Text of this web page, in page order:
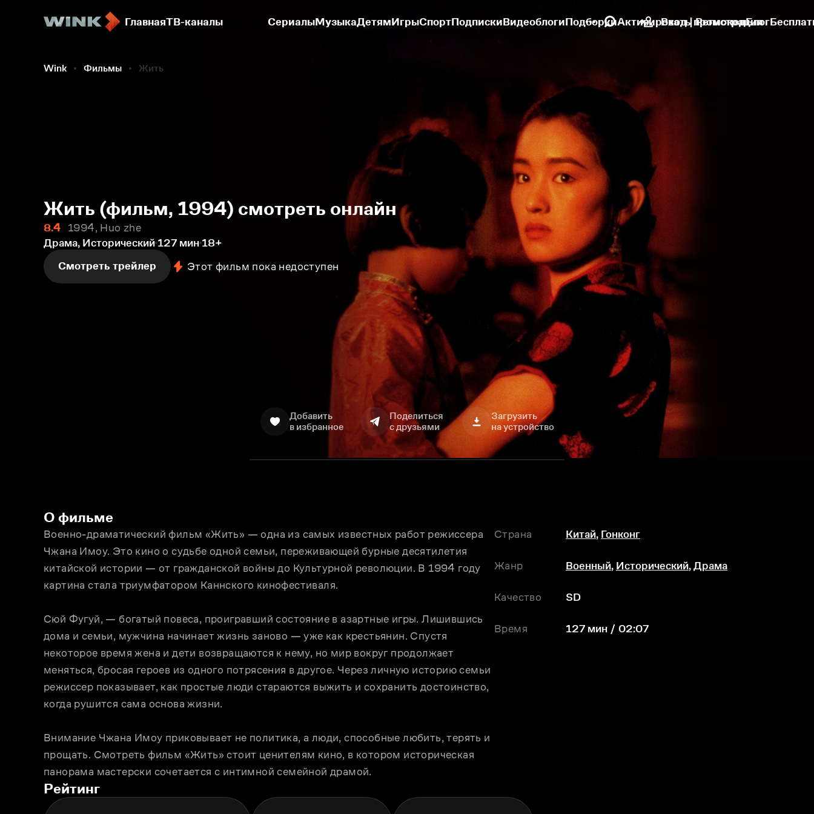
ГлавнаяТВ-каналы СериалыМузыкаДетямИгрыСпортПодпискиВидеоблогиПодборкиАктивировать промокодБлог
Вход | Регистрация
Wink Фильмы Жить
Жить (фильм, 1994) смотреть онлайн
8.4
1994, Huo zhe
Драма, Исторический 127 мин 18+
Смотреть трейлер
Этот фильм пока недоступен
Добавить
в избранное
Поделиться
с друзьями
Загрузить
на устройство
О фильме
Военно-драматический фильм «Жить» — одна из самых известных работ режиссера
Чжана Имоу. Это кино о судьбе одной семьи, переживающей бурные десятилетия
китайской истории — от гражданской войны до Культурной революции. В 1994 году
картина стала триумфатором Каннского кинофестиваля.
Сюй Фугуй, — богатый повеса, проигравший состояние в азартные игры. Лишившись
дома и семьи, мужчина начинает жизнь заново — уже как крестьянин. Спустя
некоторое время жена и дети возвращаются к нему, но мир вокруг продолжает
меняться, бросая героев из одного потрясения в другое. Через личную историю семьи
режиссер показывает, как простые люди стараются выжить и сохранить достоинство,
когда рушится сама основа жизни.
Внимание Чжана Имоу приковывает не политика, а люди, способные любить, терять и
прощать. Смотреть фильм «Жить» стоит ценителям кино, в котором историческая
панорама мастерски сочетается с интимной семейной драмой.
Страна Китай, Гонконг
Жанр Военный, Исторический, Драма
Качество SD
Время 127 мин / 02:07
Рейтинг